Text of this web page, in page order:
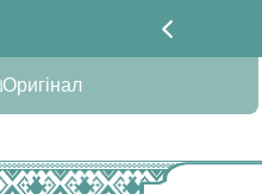
Оригінал